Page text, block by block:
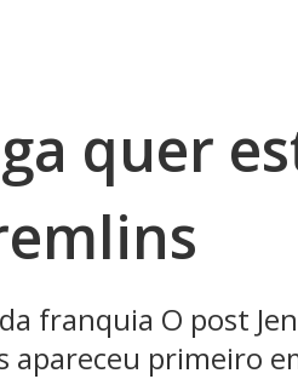
quer
franquia O post
apareceu primeiro